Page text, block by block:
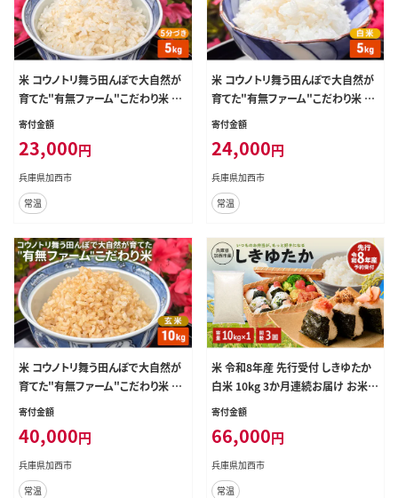
米 コウノトリ舞う田んぼで大自然が
育てた"有無ファーム"こだわり米 5
分づき 5kg お米 栽培期間中農薬・
寄付金額
23,000円
兵庫県加西市
常温
米 コウノトリ舞う田んぼで大自然が
育てた"有無ファーム"こだわり米 白
米 5kg 精米 お米 栽培期間中農薬・
寄付金額
24,000円
兵庫県加西市
常温
米 コウノトリ舞う田んぼで大自然が
育てた"有無ファーム"こだわり米 玄
米 10kg お米 栽培期間中農薬・化学
寄付金額
40,000円
兵庫県加西市
常温
米 令和8年産 先行受付 しきゆたか
白米 10kg 3か月連続お届け お米
精米 単一原料米 お弁当 おにぎり 冷
援 日用品
寄付金額
66,000円
兵庫県加西市
常温